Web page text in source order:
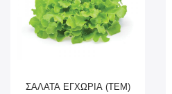
ΣΑΛΑΤΑ ΕΓΧΩΡΙΑ (ΤΕΜ)